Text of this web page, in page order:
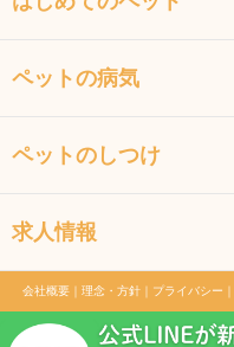
ペットの病気
ペットのしつけ
求人情報
会社概要 ｜ 理念・方針 ｜ プライバシー ｜